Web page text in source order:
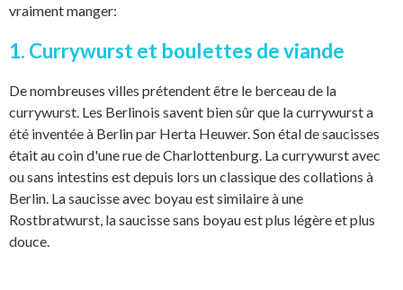
vraiment manger:
1. Currywurst et boulettes de viande
De nombreuses villes prétendent être le berceau de la
currywurst. Les Berlinois savent bien sûr que la currywurst a
été inventée à Berlin par Herta Heuwer. Son étal de saucisses
était au coin d'une rue de Charlottenburg. La currywurst avec
ou sans intestins est depuis lors un classique des collations à
Berlin. La saucisse avec boyau est similaire à une
Rostbratwurst, la saucisse sans boyau est plus légère et plus
douce.